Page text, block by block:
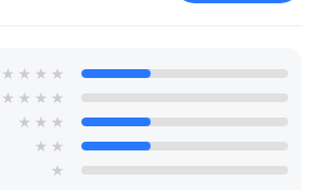
★ ★ ★ ★
★ ★ ★ ★
★ ★ ★
★ ★
★